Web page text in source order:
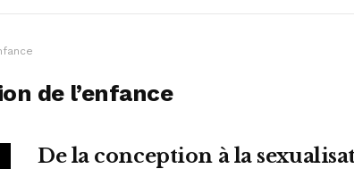
de l’enfance
De la conception à la